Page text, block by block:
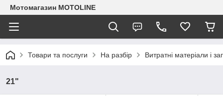
Мотомагазин MOTOLINE
Товари та послуги На разбір Витратні матеріали і
21"